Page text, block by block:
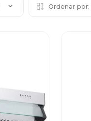
Ordenar por: